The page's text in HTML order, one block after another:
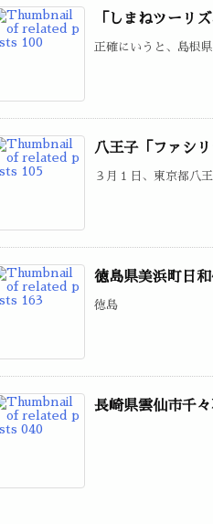
「しまねツーリ
正確にいうと、島根
八王子「ファシ
３月１日、東京都八
徳島県美浜町日和
徳島
長崎県雲仙市千々